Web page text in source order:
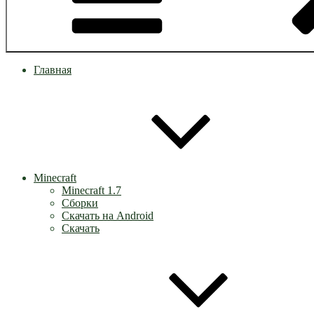
Главная
Minecraft
Minecraft 1.7
Сборки
Скачать на Android
Скачать